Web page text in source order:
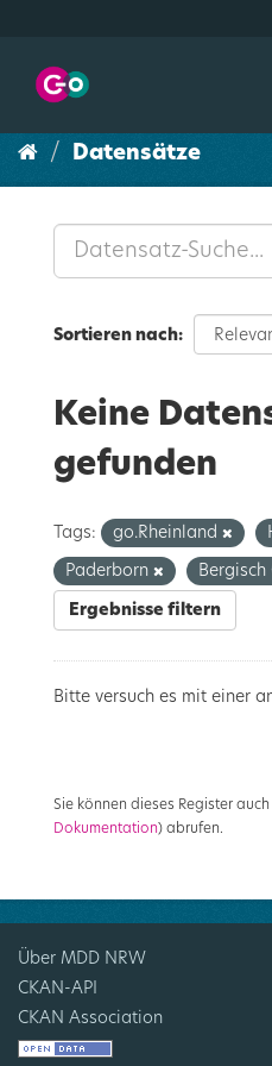
Datensätze
Sortieren nach
Keine
gefunden
Tags: go.Rheinland
Paderborn
Ergebnisse filtern
Bitte versuch es mit einer
Sie können dieses Register
Dokumentation) abrufen.
Über MDD NRW
CKAN-API
CKAN Association